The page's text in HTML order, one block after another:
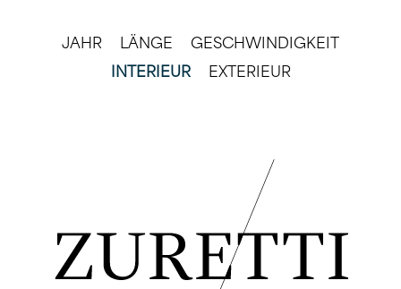
JAHR LÄNGE
GESCHWINDIGKEIT
INTERIEUR
EXTERIEUR